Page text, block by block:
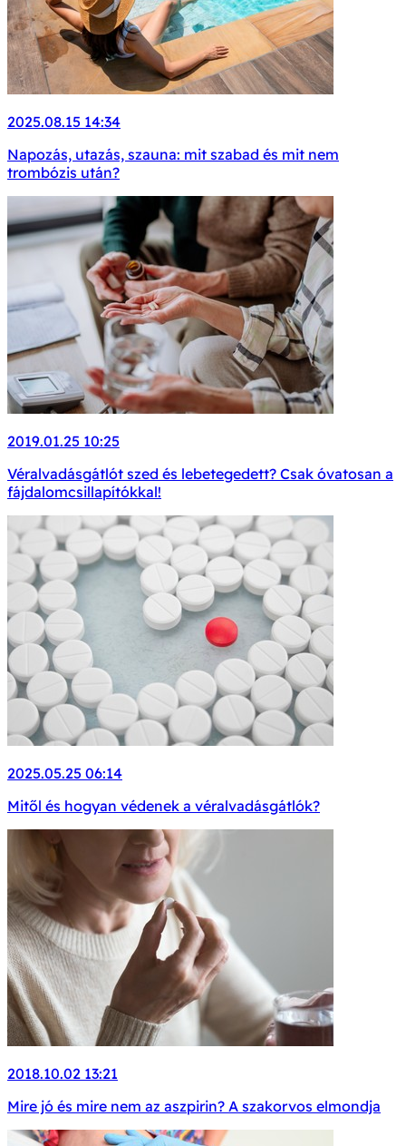
2025.08.15 14:34
Napozás, utazás, szauna: mit szabad és mit nem
trombózis után?
2019.01.25 10:25
Véralvadásgátlót szed és lebetegedett? Csak óvatosan a
fájdalomcsillapítókkal!
2025.05.25 06:14
Mitől és hogyan védenek a véralvadásgátlók?
2018.10.02 13:21
Mire jó és mire nem az aszpirin? A szakorvos elmondja